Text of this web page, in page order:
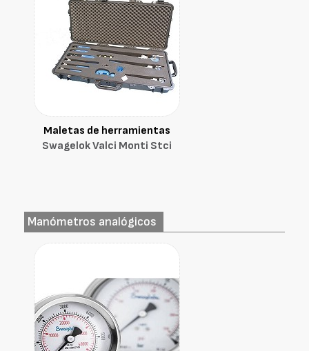
Maletas de herramientas
Swagelok Valci Monti Stci
Manómetros analógicos